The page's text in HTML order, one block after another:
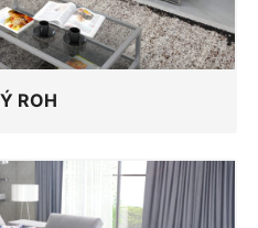
ROH